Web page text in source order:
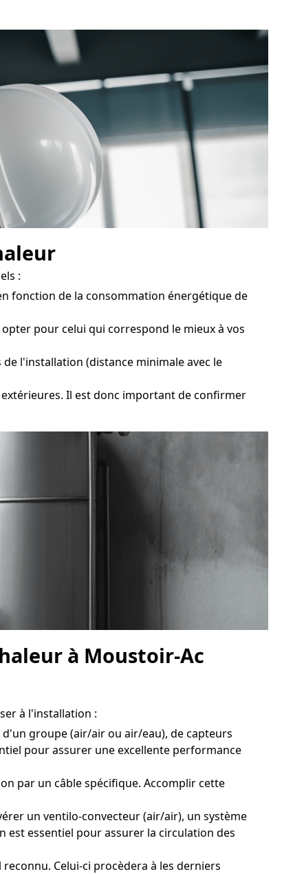
:
fonction de la consommation énergétique de
pour celui qui correspond le mieux à vos
l'installation (distance minimale avec le
Il est donc important de confirmer
à Moustoir-Ac
à l'installation :
groupe (air/air ou air/eau), de capteurs
pour assurer une excellente performance
par un câble spécifique. Accomplir cette
un ventilo-convecteur (air/air), un système
est essentiel pour assurer la circulation des
Celui-ci procèdera à les derniers